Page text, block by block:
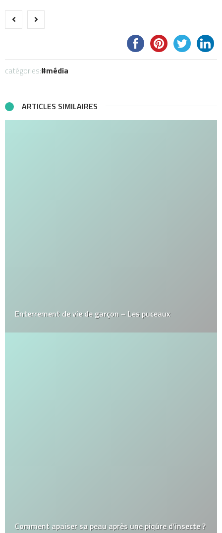
catégories: média
ARTICLES SIMILAIRES
Enterrement de vie de garçon – Les puceaux
Comment apaiser sa peau après une piqûre d’insecte ?